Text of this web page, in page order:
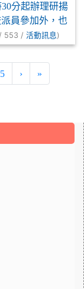
分起辦理研揚
員參加外，也
553 / 活動訊息 )
› »